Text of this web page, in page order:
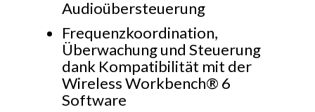
Audioübersteuerung
Frequenzkoordination,
Überwachung und Steuerung
dank Kompatibilität mit der
Wireless Workbench® 6
Software